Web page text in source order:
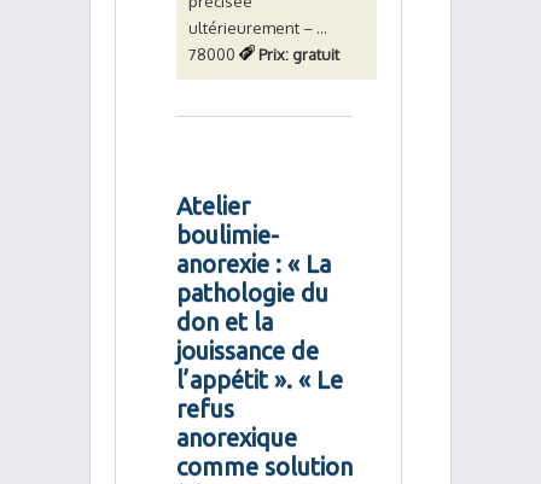
ultérieurement – ...
78000
Prix: gratuit
Atelier
boulimie-
anorexie : « La
pathologie du
don et la
jouissance de
l’appétit ». « Le
refus
anorexique
comme solution